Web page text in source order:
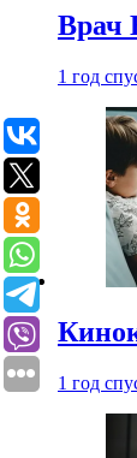
Врач
1 год
1 год